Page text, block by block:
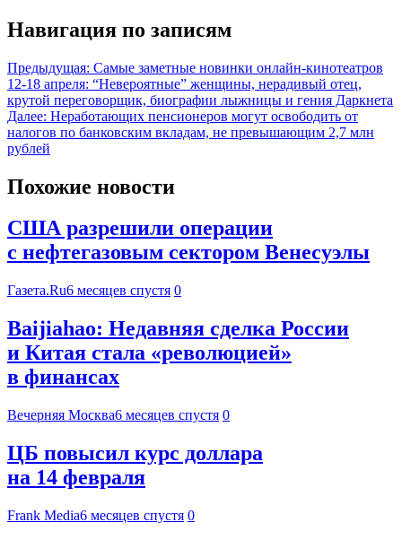
Навигация по записям
Предыдущая: Самые заметные новинки онлайн-кинотеатров
12-18 апреля: “Невероятные” женщины, нерадивый отец,
крутой переговорщик, биографии лыжницы и гения Даркнета
Далее: Неработающих пенсионеров могут освободить от
налогов по банковским вкладам, не превышающим 2,7 млн
рублей
Похожие новости
США разрешили операции
с нефтегазовым сектором Венесуэлы
Газета.Ru6 месяцев спустя 0
Baijiahao: Недавняя сделка России
и Китая стала «революцией»
в финансах
Вечерняя Москва6 месяцев спустя 0
ЦБ повысил курс доллара
на 14 февраля
Frank Media6 месяцев спустя 0